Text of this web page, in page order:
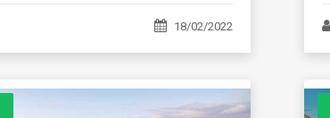
18/02/2022